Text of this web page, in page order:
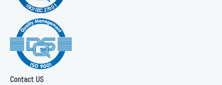
Contact US